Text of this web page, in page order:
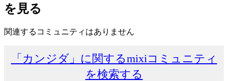
を見る
関連するコミュニティはありません
「カンジダ」に関するmixiコミュニティ
を検索する